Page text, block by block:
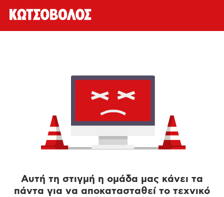
Αυτή τη στιγμή η ομάδα μας κάνει τα
πάντα για να αποκατασταθεί το τεχνικό